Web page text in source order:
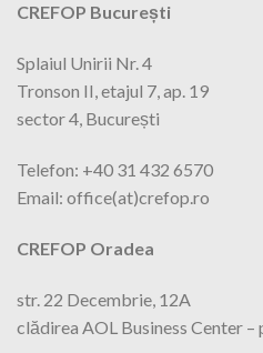
CREFOP București
Splaiul Unirii Nr. 4
Tronson II, etajul 7, ap. 19
sector 4, București
Telefon: +40 31 432 6570
Email: office(at)crefop.ro
CREFOP Oradea
str. 22 Decembrie, 12A
clădirea AOL Business Center –